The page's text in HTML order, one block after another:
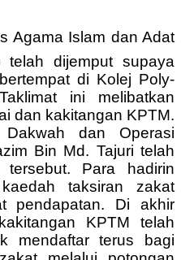
Agama Islam dan Adat
telah dijemput supaya
di Kolej Poly-
ini melibatkan
dan kakitangan KPTM.
dan Operasi
Bin Md. Tajuri telah
tersebut. Para hadirin
taksiran zakat
pendapatan. Di akhir
KPTM telah
mendaftar terus bagi